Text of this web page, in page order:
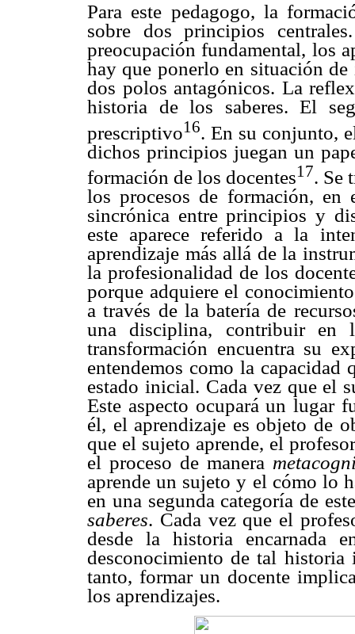
Para este pedagogo, la
sobre dos principios
preocupación fundamental, los
hay que ponerlo en situación
dos polos antagónicos. La
historia de los saberes. El
prescriptivo16. En su conjunto,
dichos principios juegan un
formación de los docentes17. Se
los procesos de formación, en
sincrónica entre principios y
este aparece referido a la
aprendizaje más allá de la
la profesionalidad de los
porque adquiere el
a través de la batería de
una disciplina, contribuir en
transformación encuentra su
entendemos como la capacidad
estado inicial. Cada vez que el
Este aspecto ocupará un lugar
él, el aprendizaje es objeto de
que el sujeto aprende, el
el proceso de manera
aprende un sujeto y el cómo lo
en una segunda categoría de
saberes. Cada vez que el
desde la historia encarnada
desconocimiento de tal
tanto, formar un docente
los aprendizajes.